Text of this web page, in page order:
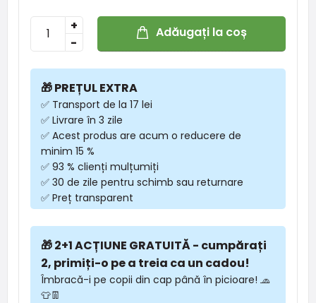
-
+ Adăugați la coș
🎁 PREȚUL EXTRA
✅ Transport de la 17 lei
✅ Livrare în 3 zile
✅ Acest produs are acum o reducere de
minim 15 %
✅ 93 % clienți mulțumiți
✅ 30 de zile pentru schimb sau returnare
✅ Preț transparent
🎁 2+1 ACȚIUNE GRATUITĂ - cumpărați
2, primiți-o pe a treia ca un cadou!
Îmbracă-i pe copii din cap până în picioare! 🧢
👕👖